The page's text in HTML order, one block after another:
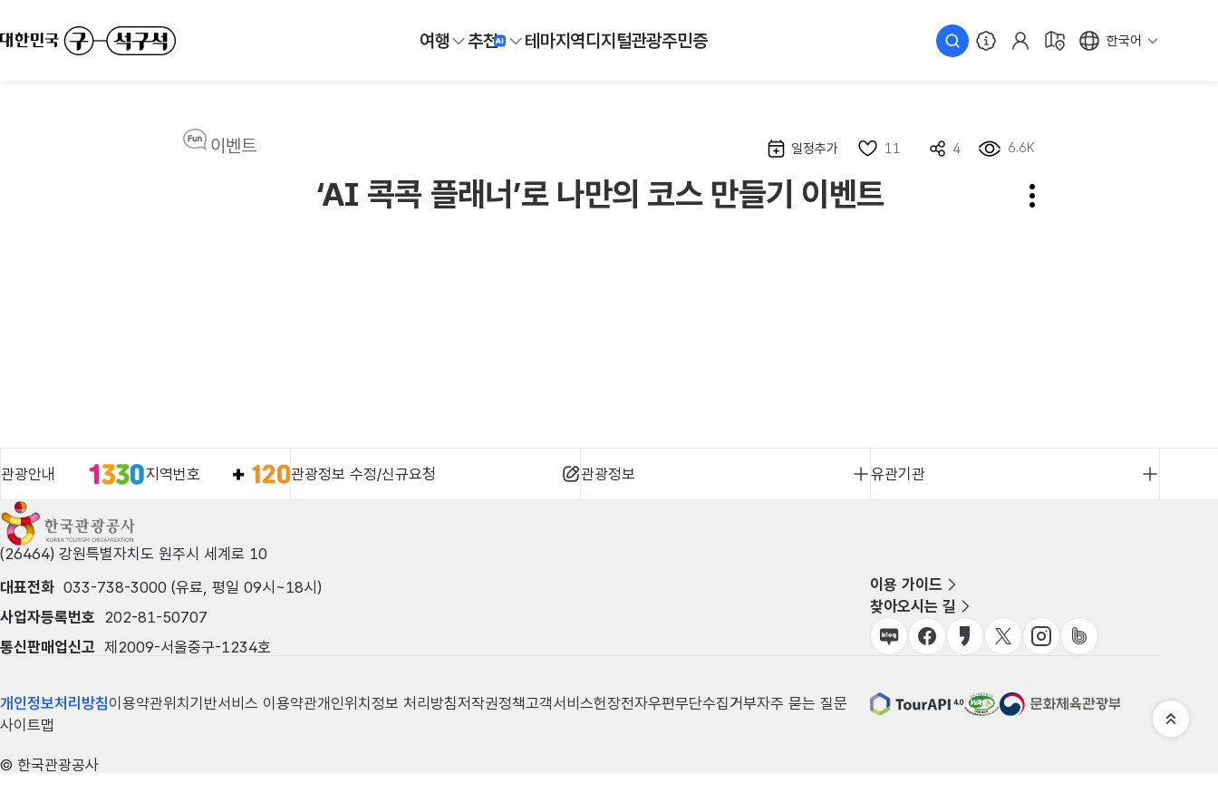
여행 추천 테마지역디지털관광주민증 한국어
일정추가 11 4 6.6K
이벤트
‘AI 콕콕 플래너’로 나만의 코스 만들기 이벤트
관광안내 지역번호 관광정보 수정/신규요청 관광정보 유관기관
(26464) 강원특별자치도 원주시 세계로 10
대표전화 033-738-3000 (유료, 평일 09시~18시)
사업자등록번호 202-81-50707
통신판매업신고 제2009-서울중구-1234호
이용 가이드
찾아오시는 길
개인정보처리방침이용약관위치기반서비스 이용약관개인위치정보 처리방침저작권정책고객서비스헌장전자우편무단수집거부자주 묻는 질문
사이트맵
© 한국관광공사